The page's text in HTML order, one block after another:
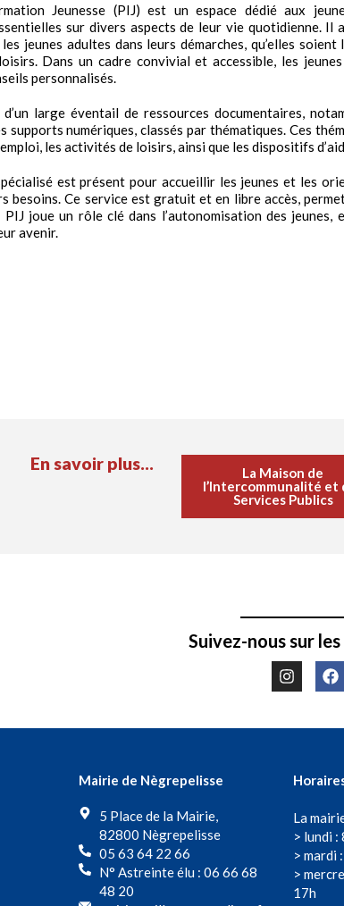
Jeunesse (PIJ) est un espace dédié aux
sur divers aspects de leur vie quotidienne. Il
jeunes adultes dans leurs démarches, qu’elles soient
Dans un cadre convivial et accessible, les
personnalisés.
large éventail de ressources documentaires,
supports numériques, classés par thématiques. Ces
les activités de loisirs, ainsi que les dispositifs
est présent pour accueillir les jeunes et les
besoins. Ce service est gratuit et en libre accès,
PIJ joue un rôle clé dans l’autonomisation des jeunes,
avenir.
En savoir plus...
La Maison de
l’Intercommunalité et
Services Publics
Suivez-nous sur
Mairie de Nègrepelisse
5 Place de la Mairie,
82800 Nègrepelisse
05 63 64 22 66
N° Astreinte élu : 06 66 68
48 20
La
> lundi
> mardi
>
17h